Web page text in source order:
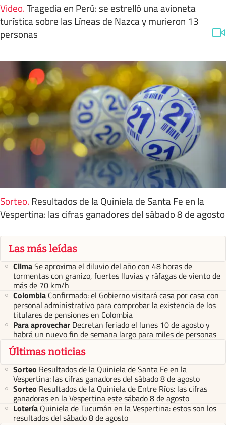
Video.Tragedia en Perú: se estrelló una avioneta
turística sobre las Líneas de Nazca y murieron 13
personas
Sorteo. Resultados de la Quiniela de Santa Fe en la
Vespertina: las cifras ganadores del sábado 8 de agosto
Las más leídas
ClimaSe aproxima el diluvio del año con 48 horas de
tormentas con granizo, fuertes lluvias y ráfagas de viento de
más de 70 km/h
Colombia Confirmado: el Gobierno visitará casa por casa con
personal administrativo para comprobar la existencia de los
titulares de pensiones en Colombia
Para aprovechar Decretan feriado el lunes 10 de agosto y
habrá un nuevo fin de semana largo para miles de personas
Últimas noticias
Sorteo Resultados de la Quiniela de Santa Fe en la
Vespertina: las cifras ganadores del sábado 8 de agosto
Sorteo Resultados de la Quiniela de Entre Ríos: las cifras
ganadoras en la Vespertina este sábado 8 de agosto
Lotería Quiniela de Tucumán en la Vespertina: estos son los
resultados del sábado 8 de agosto